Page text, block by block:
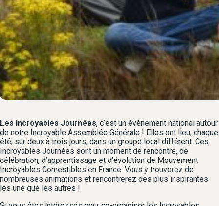
Les Incroyables Journées, c’est un événement national autour
de notre Incroyable Assemblée Générale ! Elles ont lieu, chaque
été, sur deux à trois jours, dans un groupe local différent. Ces
Incroyables Journées sont un moment de rencontre, de
célébration, d’apprentissage et d’évolution de Mouvement
Incroyables Comestibles en France. Vous y trouverez de
nombreuses animations et rencontrerez des plus inspirantes
les une que les autres !